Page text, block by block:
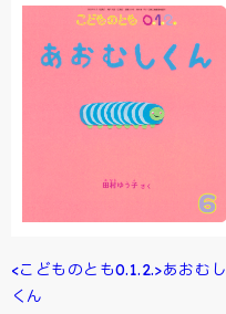
<こどものとも0.1.2.>あおむし
くん